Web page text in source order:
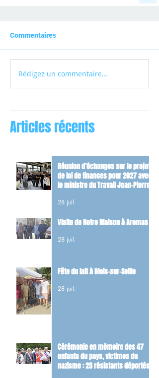
Commentaires
Rédigez un commentaire...
Articles récents
Réunion d’échanges sur le projet
de loi de finances pour 2027 avec
le ministre du Travail Jean-Pierre
28 juil.
Visite de Notre Maison à Aromas
28 juil.
Fête du lait à Blois-sur-Seille
28 juil.
Cérémonie en mémoire des 47
enfants du pays, victimes du
nazisme : 25 résistants déportés